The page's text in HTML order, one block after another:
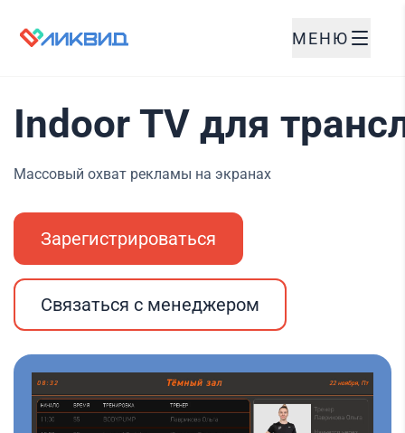
МЕНЮ
Indoor TV для
Массовый охват рекламы на экранах
Зарегистрироваться
Связаться с менеджером